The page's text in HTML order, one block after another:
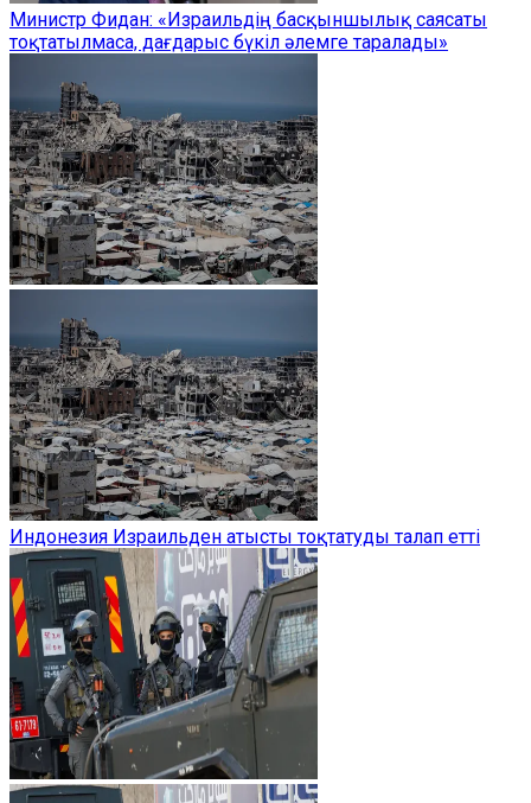
Министр Фидан: «Израильдің басқыншылық саясаты
тоқтатылмаса, дағдарыс бүкіл әлемге таралады»
Индонезия Израильден атысты тоқтатуды талап етті